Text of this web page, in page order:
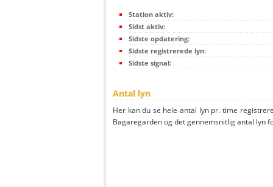
Station aktiv:
Sidst aktiv:
Sidste opdatering:
Sidste registrerede lyn:
Sidste signal:
Antal lyn
Her kan du se hele antal lyn pr. time
Bagaregarden og det gennemsnitlig antal lyn